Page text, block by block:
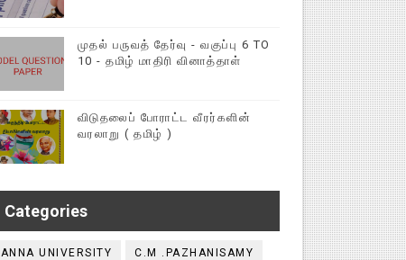
முதல் பருவத் தேர்வு - வகுப்பு 6 TO
10 - தமிழ் மாதிரி வினாத்தாள்
விடுதலைப் போராட்ட வீரர்களின்
வரலாறு ( தமிழ் )
Categories
ANNA UNIVERSITY C.M .PAZHANISAMY